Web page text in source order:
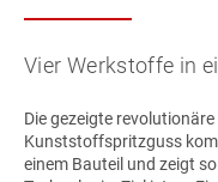
Vier Werkstoffe in
Die gezeigte
Kunststoffspritzguss
einem Bauteil und zeigt